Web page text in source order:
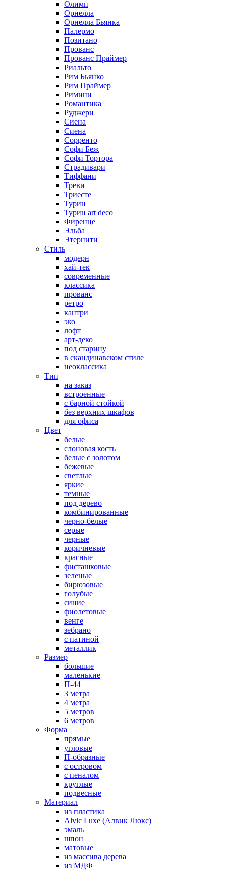
Олимп
Орнелла
Орнелла Бьянка
Палермо
Позитано
Прованс
Прованс Праймер
Риальто
Рим Бьянко
Рим Праймер
Римини
Романтика
Руджери
Сиена
Сиена
Сорренто
Софи Беж
Софи Тортора
Страдивари
Тиффани
Треви
Триесте
Турин
Турин art deco
Фиренце
Эльба
Этернити
Стиль
модерн
хай-тек
современные
классика
прованс
ретро
кантри
эко
лофт
арт-деко
под старину
в скандинавском стиле
неоклассика
Тип
на заказ
встроенные
с барной стойкой
без верхних шкафов
для офиса
Цвет
белые
слоновая кость
белые с золотом
бежевые
светлые
яркие
темные
под дерево
комбинированные
черно-белые
серые
черные
коричневые
красные
фисташковые
зеленые
бирюзовые
голубые
синие
фиолетовые
венге
зебрано
с патиной
металлик
Размер
большие
маленькие
П-44
3 метра
4 метра
5 метров
6 метров
Форма
прямые
угловые
П-образные
с островом
с пеналом
круглые
подвесные
Материал
из пластика
Alvic Luxe (Алвик Люкс)
эмаль
шпон
матовые
из массива дерева
из МДФ